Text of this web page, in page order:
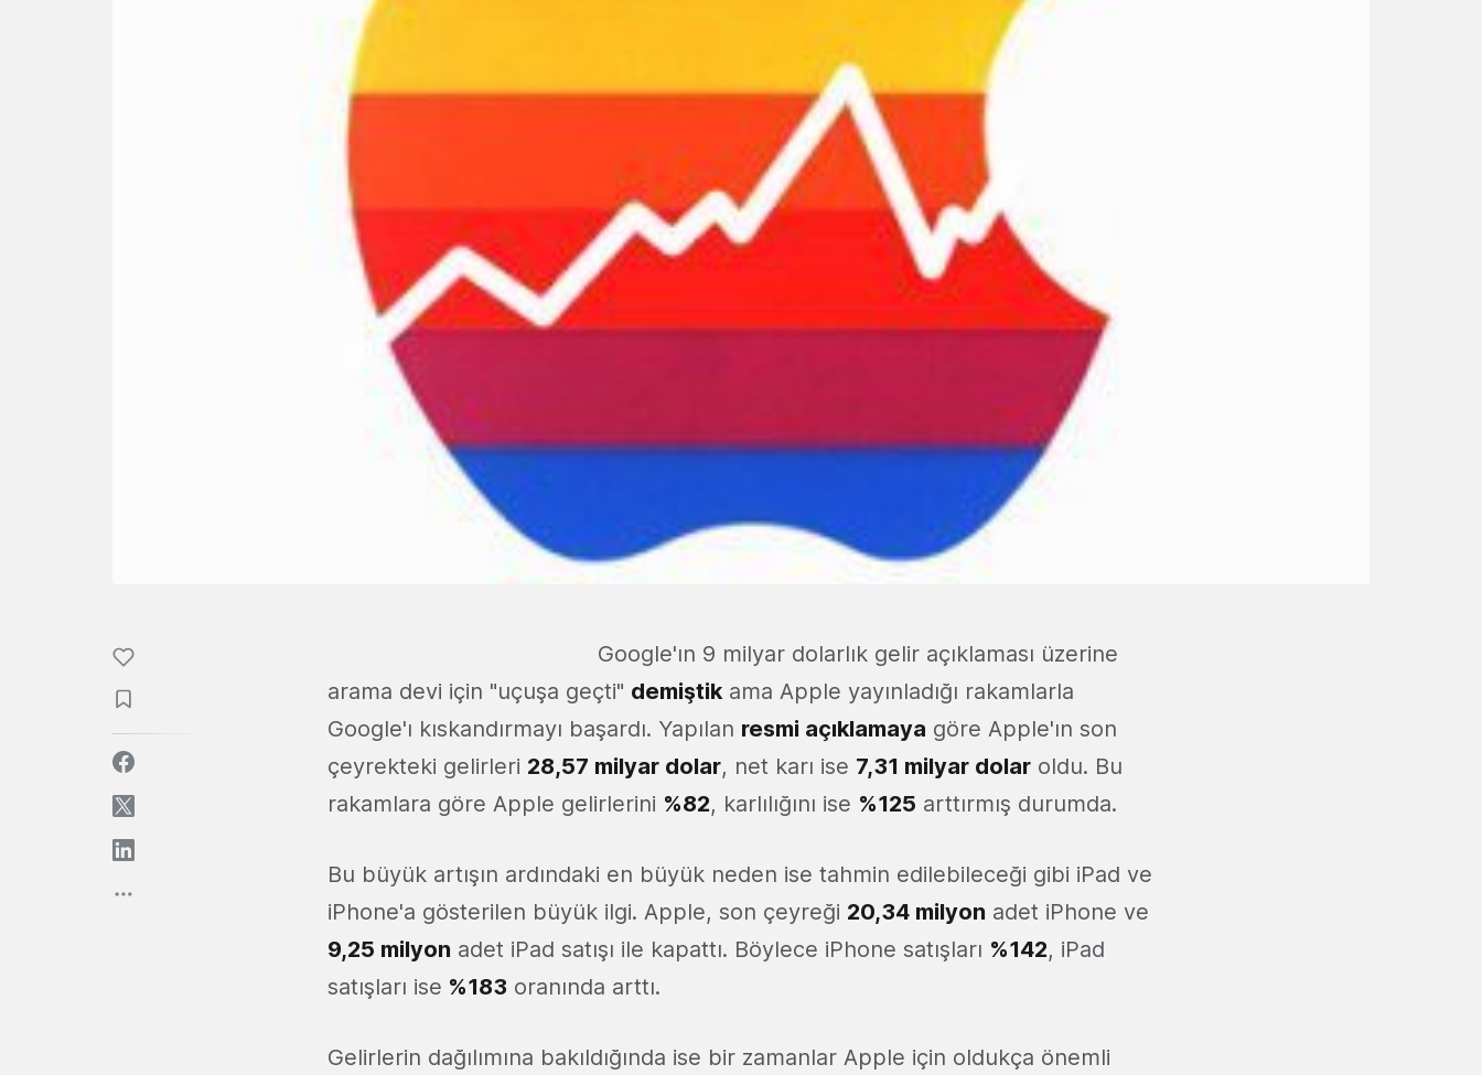
Google'ın 9 milyar dolarlık gelir açıklaması üzerine
arama devi için "uçuşa geçti" demiştikama Apple yayınladığı rakamlarla
Google'ı kıskandırmayı başardı. Yapılan resmi açıklamaya göre Apple'ın son
çeyrekteki gelirleri 28,57 milyar dolar, net karı ise 7,31 milyar dolar oldu. Bu
rakamlara göre Apple gelirlerini %82, karlılığını ise %125 arttırmış durumda.
Bu büyük artışın ardındaki en büyük neden ise tahmin edilebileceği gibi iPad ve
iPhone'a gösterilen büyük ilgi. Apple, son çeyreği 20,34 milyon adet iPhone ve
9,25 milyon adet iPad satışı ile kapattı. Böylece iPhone satışları %142, iPad
satışları ise %183 oranında arttı.
Gelirlerin dağılımına bakıldığında ise bir zamanlar Apple için oldukça önemli